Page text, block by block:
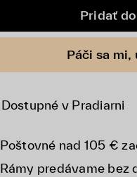
Pridať
Páči sa mi,
Dostupné v Pradiarni
Poštovné nad 105 €
Rámy predávame bez